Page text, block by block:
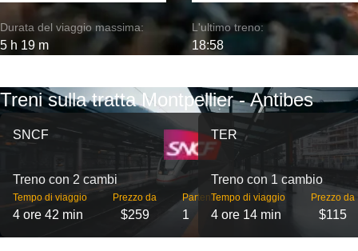
Durata del viaggio massima:
5 h 19 m
L'ultimo treno:
18:58
Treni sulla tratta Montpellier - Antibes
SNCF
Treno con 2 cambi
Tempo di viaggio
4 ore 42 min
Prezzo da
$259
Partenze
1
TER
Treno con 1 cambio
Tempo di viaggio
4 ore 14 min
Prezzo da
$115